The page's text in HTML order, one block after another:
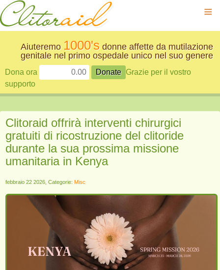
≡
Aiuteremo 1000's donne affette da mutilazione
genitale nel primo ospedale unico nel suo genere
Dona ora
Grazie per il vostro
supporto
Clitoraid offrirà interventi chirurgici
gratuiti di ricostruzione del clitoride
durante la sua prossima missione
umanitaria in Kenya
febbraio 22 2026, Categorie: Misc